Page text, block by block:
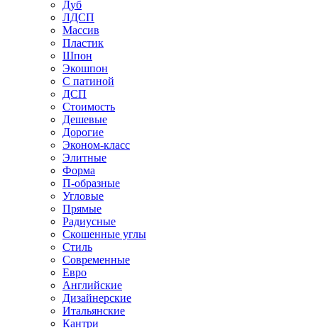
Дуб
ЛДСП
Массив
Пластик
Шпон
Экошпон
С патиной
ДСП
Стоимость
Дешевые
Дорогие
Эконом-класс
Элитные
Форма
П-образные
Угловые
Прямые
Радиусные
Скошенные углы
Стиль
Современные
Евро
Английские
Дизайнерские
Итальянские
Кантри